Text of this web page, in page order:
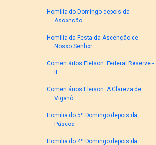
Homilia do Domingo depois da
Ascensão
Homilia da Festa da Ascenção de
Nosso Senhor
Comentários Eleison: Federal Reserve -
Comentários Eleison: A Clareza de
Viganò
Homilia do 5º Domingo depois da
Páscoa
Homilia do 4º Domingo depois da